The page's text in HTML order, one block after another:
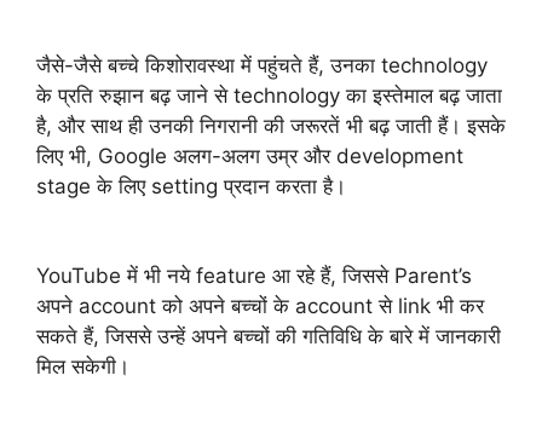
जैसे-जैसे बच्चे किशोरावस्था में पहुंचते हैं, उनका technology
के प्रति रुझान बढ़ जाने से technology का इस्तेमाल बढ़ जाता
है, और साथ ही उनकी निगरानी की जरूरतें भी बढ़ जाती हैं। इसके
लिए भी, Google अलग-अलग उम्र और development
stage के लिए setting प्रदान करता है।
YouTube में भी नये feature आ रहे हैं, जिससे Parent’s
अपने account को अपने बच्चों के account से link भी कर
सकते हैं, जिससे उन्हें अपने बच्चों की गतिविधि के बारे में जानकारी
मिल सकेगी।